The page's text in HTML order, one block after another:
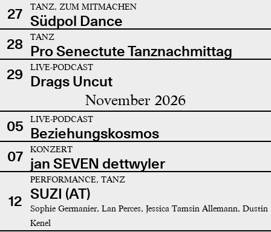
27 TANZ, ZUM MITMACHEN
Südpol Dance
28
TANZ
Pro Senectute Tanznachmittag
29
LIVE-PODCAST
Drags Uncut
November 2026
05 LIVE-PODCAST
Beziehungskosmos
07
KONZERT
jan SEVEN dettwyler
12
PERFORMANCE, TANZ
SUZI (AT)
Sophie Germanier, Lan Perces, Jessica Tamsin Allemann, Dustin
Kenel